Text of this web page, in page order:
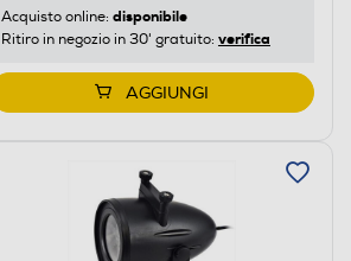
Acquisto online: disponibile
Ritiro in negozio in 30' gratuito: verifica
AGGIUNGI